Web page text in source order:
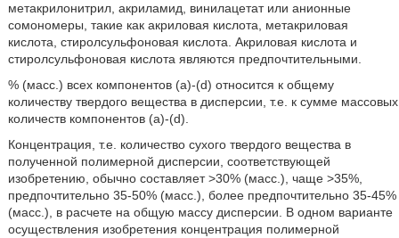
метакрилонитрил, акриламид, винилацетат или анионные
сомономеры, такие как акриловая кислота, метакриловая
кислота, стиролсульфоновая кислота. Акриловая кислота и
стиролсульфоновая кислота являются предпочтительными.
% (масс.) всех компонентов (a)-(d) относится к общему
количеству твердого вещества в дисперсии, т.е. к сумме массовых
количеств компонентов (a)-(d).
Концентрация, т.е. количество сухого твердого вещества в
полученной полимерной дисперсии, соответствующей
изобретению, обычно составляет >30% (масс.), чаще >35%,
предпочтительно 35-50% (масс.), более предпочтительно 35-45%
(масс.), в расчете на общую массу дисперсии. В одном варианте
осуществления изобретения концентрация полимерной